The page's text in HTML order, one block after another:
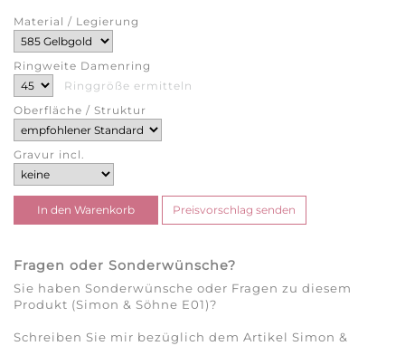
Material / Legierung
Ringweite Damenring
Ringgröße ermitteln
Oberfläche / Struktur
Gravur incl.
Fragen oder Sonderwünsche?
Sie haben Sonderwünsche oder Fragen zu diesem
Produkt (Simon & Söhne E01)?
Schreiben Sie mir bezüglich dem Artikel Simon &